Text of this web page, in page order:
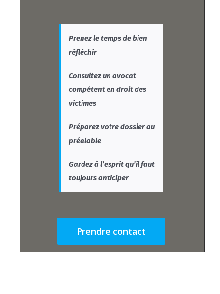
Prenez le temps de bien
réfléchir
Consultez un avocat
compétent en droit des
victimes
Préparez votre dossier au
préalable
Gardez à l’esprit qu’il faut
toujours anticiper
Prendre contact